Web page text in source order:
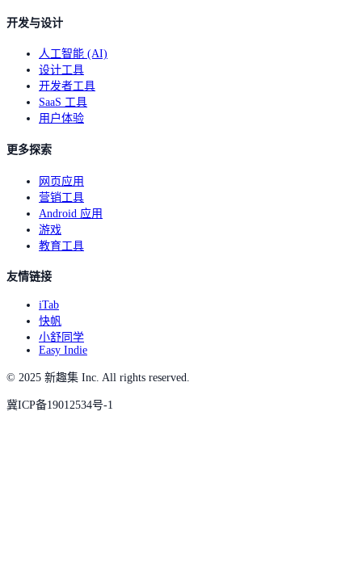
开发与设计
人工智能 (AI)
设计工具
开发者工具
SaaS 工具
用户体验
更多探索
网页应用
营销工具
Android 应用
游戏
教育工具
友情链接
iTab
快帆
小舒同学
Easy Indie
© 2025 新趣集 Inc. All rights reserved.
冀ICP备19012534号-1